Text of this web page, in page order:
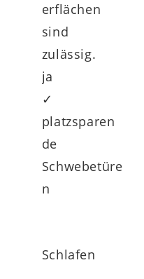
wie
Interliving
erhalten Sie 5
erflächen
sind
zulässig.
ja
✓
platzsparen
de
Schwebetüre
n
Schlafen